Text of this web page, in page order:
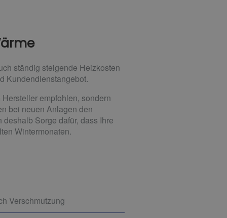
ständig steigende Heizkosten
Kundendienstangebot.
empfohlen, sondern
bei neuen Anlagen den
Sorge dafür, dass Ihre
Wintermonaten.
Verschmutzung